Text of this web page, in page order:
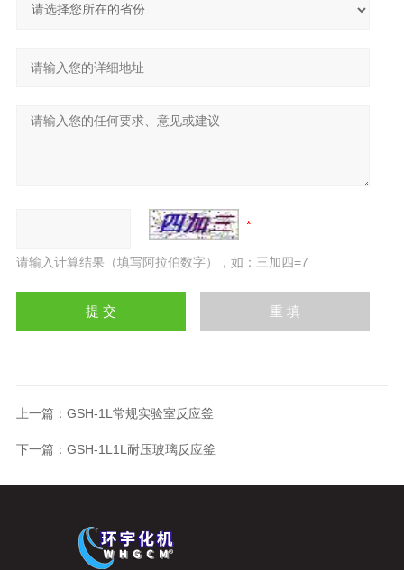
请输入计算结果（填写阿拉伯数字），如：三加四=7
上一篇： GSH-1L常规实验室反应釜
下一篇： GSH-1L1L耐压玻璃反应釜